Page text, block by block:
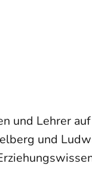
und Lehrer
und